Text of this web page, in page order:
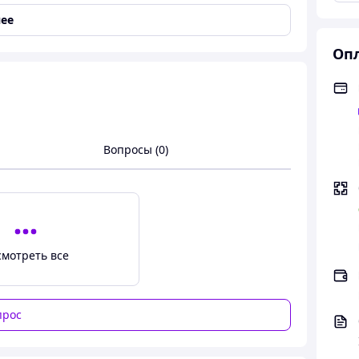
Вопросы (0)
все